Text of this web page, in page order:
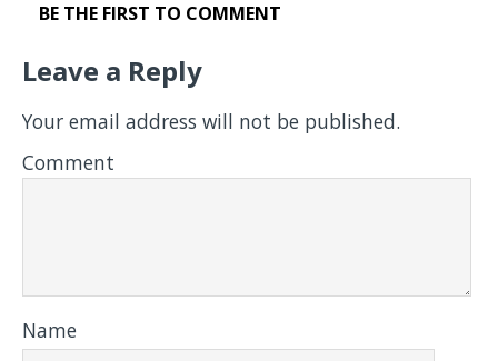
BE THE FIRST TO COMMENT
Leave a Reply
Your email address will not be published.
Comment
Name